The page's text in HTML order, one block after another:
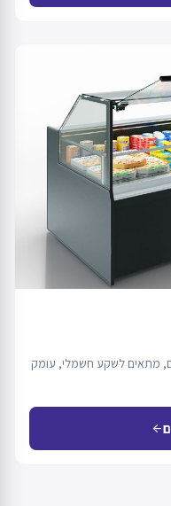
מתאים לשקע חשמלי, עומק
arrow_back